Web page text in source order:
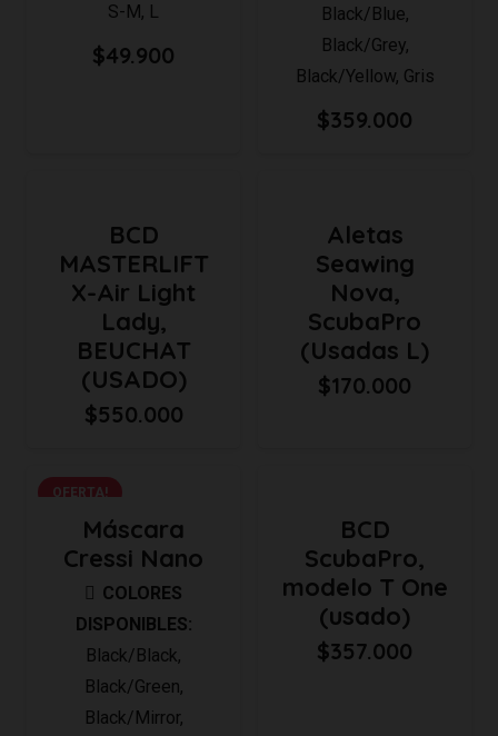
S-M, L
$49.900
Black/Blue,
Black/Grey,
Black/Yellow, Gris
$359.000
BCD
MASTERLIFT
X-Air Light
Lady,
BEUCHAT
(USADO)
$550.000
Aletas
Seawing
Nova,
ScubaPro
(Usadas L)
$170.000
OFERTA!
Máscara
Cressi Nano
COLORES
DISPONIBLES:
Black/Black,
Black/Green,
Black/Mirror,
BCD
ScubaPro,
modelo T One
(usado)
$357.000